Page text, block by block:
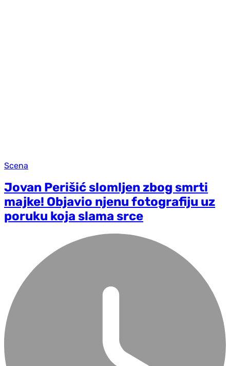
Scena
Jovan Perišić slomljen zbog smrti
majke! Objavio njenu fotografiju uz
poruku koja slama srce